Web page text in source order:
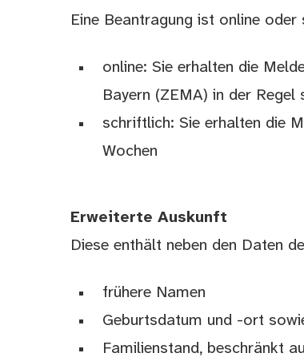
Eine Beantragung ist online
online: Sie erhalten die
Bayern (ZEMA) in der Regel
schriftlich: Sie erhalten die
Wochen
Erweiterte Auskunft
Diese enthält neben den Daten
frühere Namen
Geburtsdatum und -ort
Familienstand, beschränkt